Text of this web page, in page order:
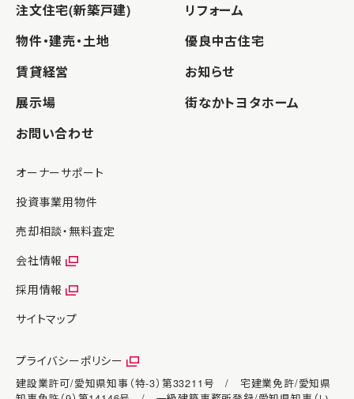
注文住宅(新築戸建)
リフォーム
物件・建売・土地
優良中古住宅
賃貸経営
お知らせ
展示場
街なかトヨタホーム
お問い合わせ
オーナーサポート
投資事業用物件
売却相談・無料査定
会社情報
採用情報
サイトマップ
プライバシーポリシー
建設業許可/愛知県知事（特-3）第33211号 / 宅建業免許/愛知県